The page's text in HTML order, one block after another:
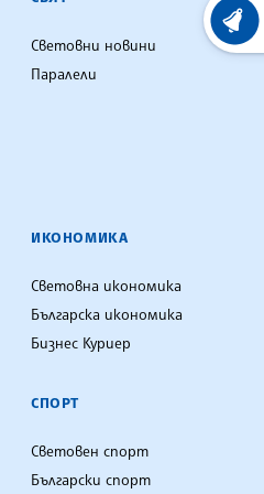
Световни новини
Паралели
ИКОНОМИКА
Световна икономика
Българска икономика
Бизнес Куриер
СПОРТ
Световен спорт
Български спорт